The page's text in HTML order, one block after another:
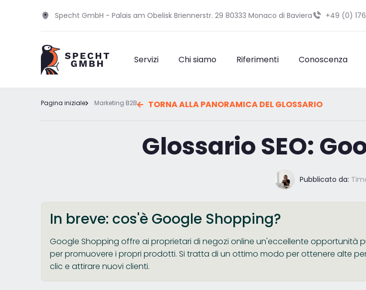
Specht GmbH - Palais am Obelisk Briennerstr. 29 80333 Monaco di Baviera +49 (0)
Servizi Chi siamo Riferimenti Conoscenza
Pagina iniziale Marketing B2B TORNA ALLA PANORAMICA DEL GLOSSARIO
Glossario SEO:
Pubblicato da:
In breve: cos'è Google Shopping?
Google Shopping offre ai proprietari di negozi online un'eccellente opportunità
per promuovere i propri prodotti. Si tratta di un ottimo modo per ottenere alte
clic e attirare nuovi clienti.